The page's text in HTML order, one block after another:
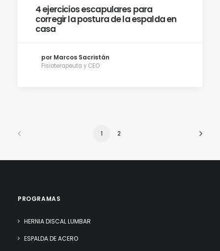
4 ejercicios escapulares para
corregir la postura de la espalda en
casa
por Marcos Sacristán
Fisioterapeuta y CEO
1 2
PROGRAMAS
HERNIA DISCAL LUMBAR
ESPALDA DE ACERO